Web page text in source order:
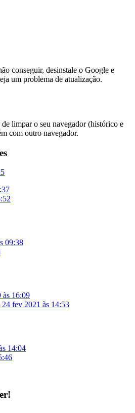
conseguir, desinstale o Google e
um problema de atualização.
limpar o seu navegador (histórico e
com outro navegador.
09:38
às 16:09
24 fev 2021 às 14:53
14:04